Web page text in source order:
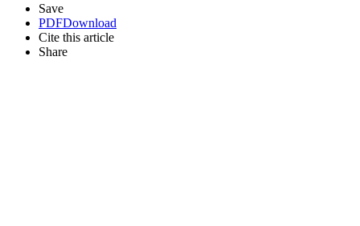
Save
PDFDownload
Cite this article
Share